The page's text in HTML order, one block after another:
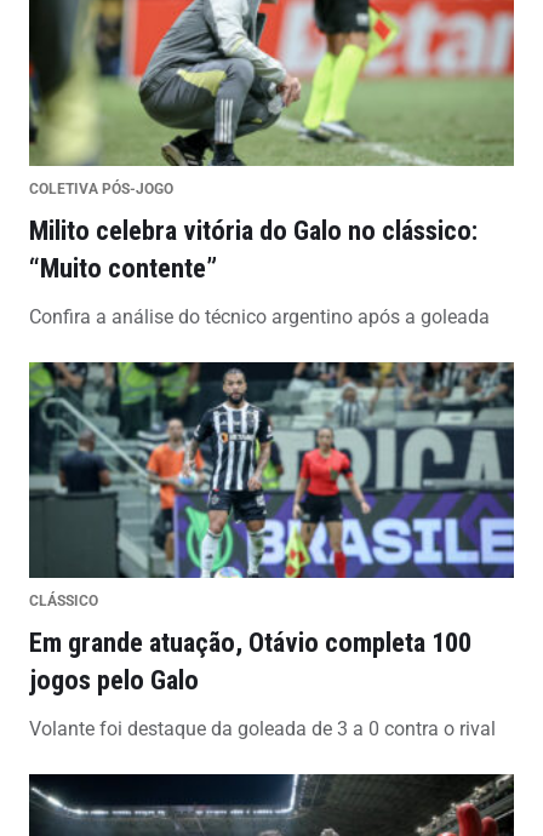
COLETIVA PÓS-JOGO
Milito celebra vitória do Galo no clássico:
“Muito contente”
Confira a análise do técnico argentino após a goleada
CLÁSSICO
Em grande atuação, Otávio completa 100
jogos pelo Galo
Volante foi destaque da goleada de 3 a 0 contra o rival